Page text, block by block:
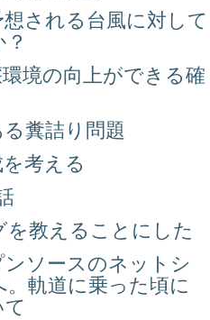
される台風に対して
境の向上ができる確
糞詰り問題
考える
教えることにした
ソースのネットシ
軌道に乗った頃に